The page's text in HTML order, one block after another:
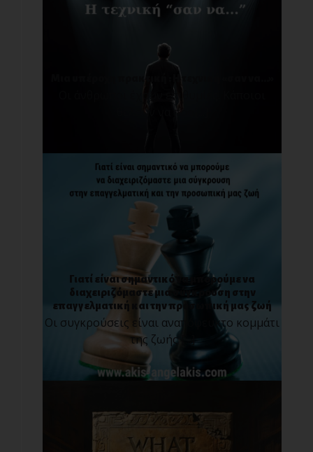
Οι άνθρωποι έχουν επιθυμίες. Κάποιοι
θέλουν να προ[...]
Γιατί είναι σημαντικό να μπορούμε να
διαχειριζόμαστε μια σύγκρουση στην
επαγγελματική και την προσωπική μας ζωή
Οι συγκρούσεις είναι αναπόφευκτο κομμάτι
της ζωής [...]